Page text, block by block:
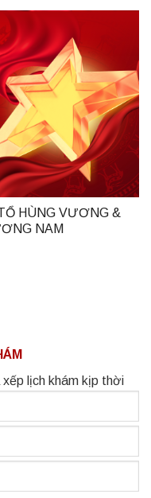
HÙNG VƯƠNG &
NAM
lịch khám kịp thời